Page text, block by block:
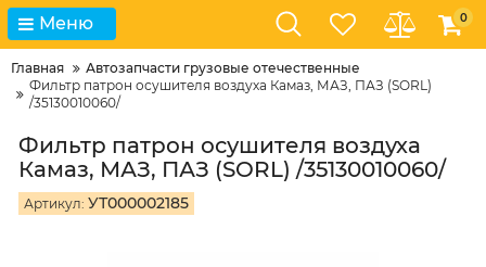
Меню 0
Главная
Автозапчасти грузовые отечественные
Фильтр патрон осушителя воздуха Камаз, МАЗ, ПАЗ (SORL)
/35130010060/
Фильтр патрон осушителя воздуха
Камаз, МАЗ, ПАЗ (SORL) /35130010060/
Артикул: УТ000002185